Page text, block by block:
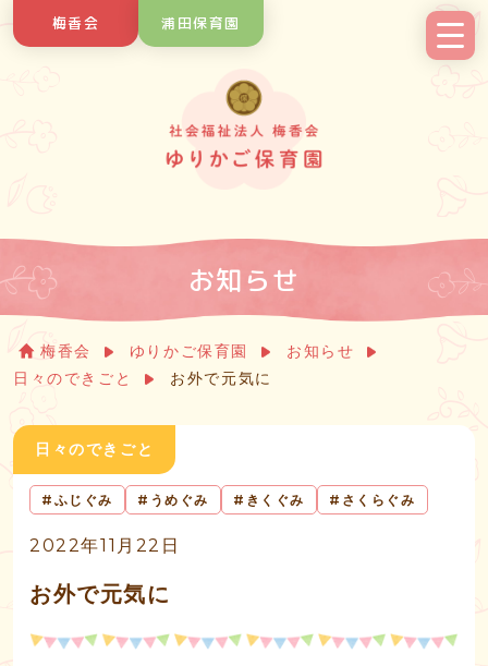
to
梅香会 浦田保育園
お知らせ
梅香会 ゆりかご保育園
お知らせ
日々のできごと
お外で元気に
日々のできごと
ふじぐみ うめぐみ きくぐみ さくらぐみ
2022年11月22日
お外で元気に